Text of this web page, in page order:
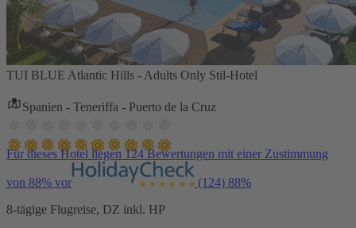
TUI BLUE Atlantic Hills - Adults Only Stil-Hotel
Spanien - Teneriffa - Puerto de la Cruz
Für dieses Hotel liegen 124 Bewertungen mit einer Zustimmung
von 88% vor (124) 88%
8-tägige Flugreise, DZ inkl. HP